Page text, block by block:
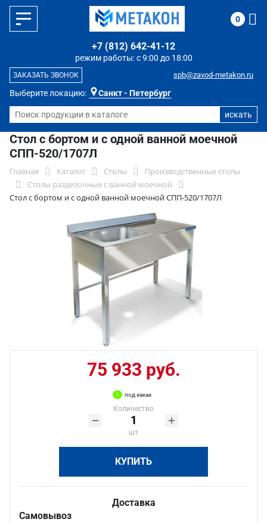
Выберите локацию: Санкт - Петербург
режим работы: с 9:00 до 18:00
+7 (812) 642-41-12
spb@zavod-metakon.ru
ЗАКАЗАТЬ ЗВОНОК
0
Стол с бортом и с одной ванной моечной
СПП-520/1707Л
Главная Каталог Столы
Производственные столы
Столы разделочные с ванной моечной
Стол с бортом и с одной ванной моечной СПП-520/1707Л
75 933 руб.
под заказ
Количество
шт
КУПИТЬ
Доставка
Самовывоз